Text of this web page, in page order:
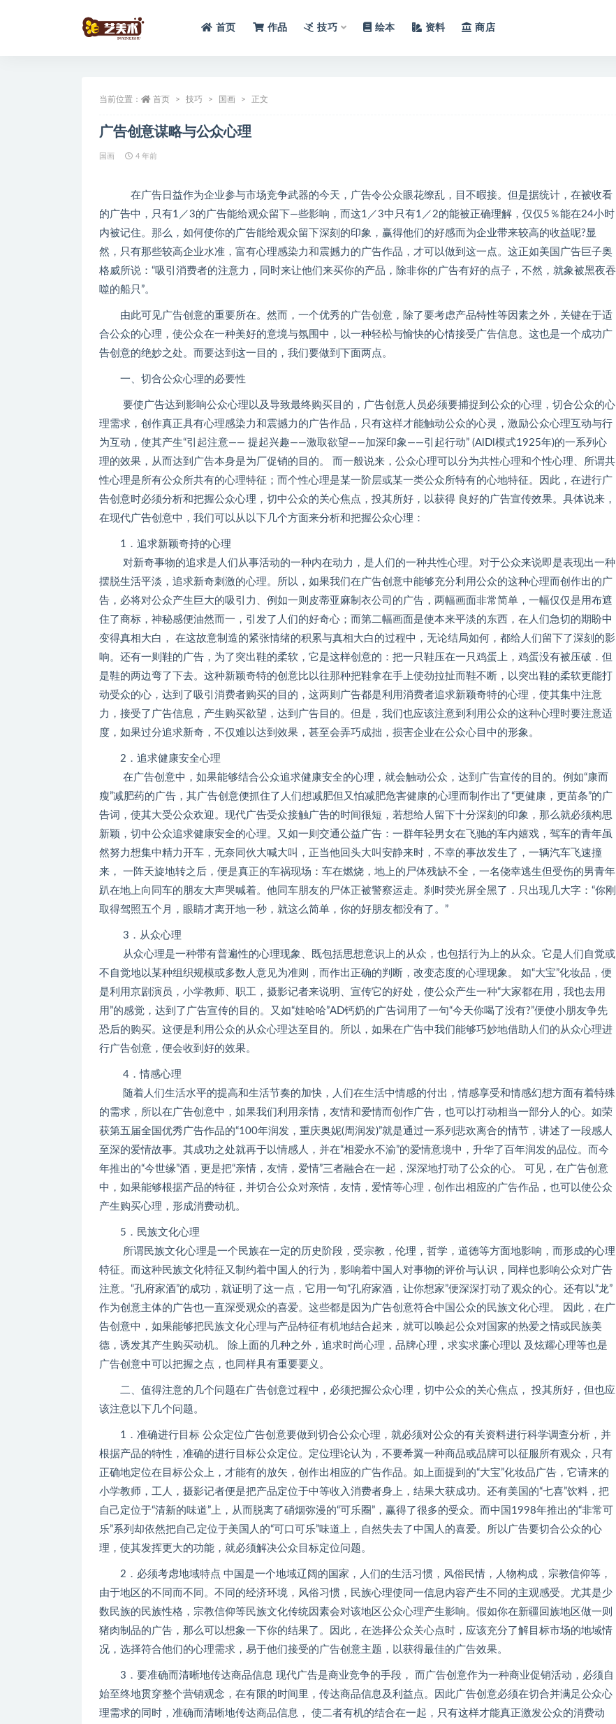
首页 作品 技巧 绘本 资料 商店
当前位置： 首页 技巧 国画 正文
广告创意谋略与公众心理
国画 4 年前
在广告日益作为企业参与市场竞争武器的今天，广告令公众眼花缭乱，目不暇接。但是据统计，在被收看
的广告中，只有1／3的广告能给观众留下—些影响，而这1／3中只有1／2的能被正确理解，仅仅5％能在24小时
内被记住。那么，如何使你的广告能给观众留下深刻的印象，赢得他们的好感而为企业带来较高的收益呢?显
然，只有那些较高企业水准，富有心理感染力和震撼力的广告作品，才可以做到这一点。这正如美国广告巨子奥
格威所说：“吸引消费者的注意力，同时来让他们来买你的产品，除非你的广告有好的点子，不然，就象被黑夜吞
噬的船只”。
由此可见广告创意的重要所在。然而，一个优秀的广告创意，除了要考虑产品特性等因素之外，关键在于适
合公众的心理，使公众在一种美好的意境与氛围中，以一种轻松与愉快的心情接受广告信息。这也是一个成功广
告创意的绝妙之处。而要达到这一目的，我们要做到下面两点。
一、切合公众心理的必要性
要使广告达到影响公众心理以及导致最终购买目的，广告创意人员必须要捕捉到公众的心理，切合公众的心
理需求，创作真正具有心理感染力和震撼力的广告作品，只有这样才能触动公众的心灵，激励公众心理互动与行
为互动，使其产生“引起注意—— 提起兴趣——激取欲望——加深印象——引起行动” (AlDl模式1925年)的一系列心
理的效果，从而达到广告本身是为厂促销的目的。 而一般说来，公众心理可以分为共性心理和个性心理、所谓共
性心理是所有公众所共有的心理特征；而个性心理是某一阶层或某一类公众所特有的心地特征。因此，在进行广
告创意时必须分析和把握公众心理，切中公众的关心焦点，投其所好，以获得 良好的广告宣传效果。具体说来，
在现代广告创意中，我们可以从以下几个方面来分析和把握公众心理：
1．追求新颖奇持的心理
对新奇事物的追求是人们从事活动的一种内在动力，是人们的一种共性心理。对于公众来说即是表现出一种
摆脱生活平淡，追求新奇刺激的心理。所以，如果我们在广告创意中能够充分利用公众的这种心理而创作出的广
告，必将对公众产生巨大的吸引力、例如一则皮蒂亚麻制衣公司的广告，两幅画面非常简单，一幅仅仅是用布遮
住了商标，神秘感便油然而一，引发了人们的好奇心；而第二幅画面是使本来平淡的东西，在人们急切的期盼中
变得真相大白， 在这故意制造的紧张情绪的积累与真相大白的过程中，无论结局如何，都给人们留下了深刻的影
响。还有一则鞋的广告，为了突出鞋的柔软，它是这样创意的：把一只鞋压在一只鸡蛋上，鸡蛋没有被压破．但
是鞋的两边弯了下去。这种新颖奇特的创意比以往那种把鞋拿在手上使劲拉扯而鞋不断，以突出鞋的柔软更能打
动受众的心，达到了吸引消费者购买的目的，这两则广告都是利用消费者追求新颖奇特的心理，使其集中注意
力，接受了广告信息，产生购买欲望，达到广告目的。但是，我们也应该注意到利用公众的这种心理时要注意适
度，如果过分追求新奇，不仅难以达到效果，甚至会弄巧成拙，损害企业在公众心目中的形象。
2．追求健康安全心理
在广告创意中，如果能够结合公众追求健康安全的心理，就会触动公众，达到广告宣传的目的。例如“康而
瘦”减肥药的广告，其广告创意便抓住了人们想减肥但又怕减肥危害健康的心理而制作出了“更健康，更苗条”的广
告词，使其大受公众欢迎。现代广告受众接触广告的时间很短，若想给人留下十分深刻的印象，那么就必须构思
新颖，切中公众追求健康安全的心理。又如一则交通公益广告：一群年轻男女在飞驰的车内嬉戏，驾车的青年虽
然努力想集中精力开车，无奈同伙大喊大叫，正当他回头大叫安静来时，不幸的事故发生了，一辆汽车飞速撞
来， 一阵天旋地转之后，便是真正的车祸现场：车在燃烧，地上的尸体残缺不全，一名侥幸逃生但受伤的男青年
趴在地上向同车的朋友大声哭喊着。他同车朋友的尸体正被警察运走。刹时荧光屏全黑了．只出现几大字：“你刚
取得驾照五个月，眼睛才离开地一秒，就这么简单，你的好朋友都没有了。”
3．从众心理
从众心理是一种带有普遍性的心理现象、既包括思想意识上的从众，也包括行为上的从众。它是人们自觉或
不自觉地以某种组织规模或多数人意见为准则，而作出正确的判断，改变态度的心理现象。 如“大宝”化妆品，便
是利用京剧演员，小学教师、职工，摄影记者来说明、宣传它的好处，使公众产生一种“大家都在用，我也去用
用”的感觉，达到了广告宣传的目的。又如“娃哈哈”AD钙奶的广告词用了一句“今天你喝了没有?”便使小朋友争先
恐后的购买。这便是利用公众的从众心理达至目的。所以，如果在广告中我们能够巧妙地借助人们的从众心理进
行广告创意，便会收到好的效果。
4．情感心理
随着人们生活水平的提高和生活节奏的加快，人们在生活中情感的付出，情感享受和情感幻想方面有着特殊
的需求，所以在广告创意中，如果我们利用亲情，友情和爱情而创作广告，也可以打动相当一部分人的心。如荣
获第五届全国优秀广告作品的“100年润发，重庆奥妮(周润发)”就是通过一系列悲欢离合的情节，讲述了一段感人
至深的爱情故事。其成功之处就再于以情感人，并在“相爱永不渝”的爱情意境中，升华了百年润发的品位。而今
年推出的“今世缘”酒，更是把“亲情，友情，爱情”三者融合在一起，深深地打动了公众的心。 可见，在广告创意
中，如果能够根据产品的特征，并切合公众对亲情，友情，爱情等心理，创作出相应的广告作品，也可以使公众
产生购买心理，形成消费动机。
5．民族文化心理
所谓民族文化心理是一个民族在一定的历史阶段，受宗教，伦理，哲学，道德等方面地影响，而形成的心理
特征。而这种民族文化特征又制约着中国人的行为，影响着中国人对事物的评价与认识，同样也影响公众对广告
注意。“孔府家酒”的成功，就证明了这一点，它用一句“孔府家酒，让你想家”便深深打动了观众的心。还有以“龙”
作为创意主体的广告也一直深受观众的喜爱。这些都是因为广告创意符合中国公众的民族文化心理。 因此，在广
告创意中，如果能够把民族文化心理与产品特征有机地结合起来，就可以唤起公众对国家的热爱之情或民族美
德，诱发其产生购买动机。 除上面的几种之外，追求时尚心理，品牌心理，求实求廉心理以 及炫耀心理等也是
广告创意中可以把握之点，也同样具有重要要义。
二、值得注意的几个问题在广告创意过程中，必须把握公众心理，切中公众的关心焦点， 投其所好，但也应
该注意以下几个问题。
1．准确进行目标 公众定位广告创意要做到切合公众心理，就必须对公众的有关资料进行科学调查分析，并
根据产品的特性，准确的进行目标公众定位。定位理论认为，不要希翼一种商品或品牌可以征服所有观众，只有
正确地定位在目标公众上，才能有的放矢，创作出相应的广告作品。如上面提到的“大宝”化妆品广告，它请来的
小学教师，工人，摄影记者便是把产品定位于中等收入消费者身上，结果大获成功。还有美国的“七喜”饮料，把
自己定位于“清新的味道”上，从而脱离了硝烟弥漫的“可乐圈”，赢得了很多的受众。而中国1998年推出的“非常可
乐”系列却依然把自己定位于美国人的“可口可乐”味道上，自然失去了中国人的喜爱。所以广告要切合公众的心
理，使其发挥更大的功能，就必须解决公众目标定位问题。
2．必须考虑地域特点 中国是一个地域辽阔的国家，人们的生活习惯，风俗民情，人物构成，宗教信仰等，
由于地区的不同而不同。不同的经济环境，风俗习惯，民族心理使同一信息内容产生不同的主观感受。尤其是少
数民族的民族性格，宗教信仰等民族文化传统因素会对该地区公众心理产生影响。假如你在新疆回族地区做一则
猪肉制品的广告，那么可以想象一下你的结果了。因此，在选择公众关心点时，应该充分了解目标市场的地域情
况，选择符合他们的心理需求，易于他们接受的广告创意主题，以获得最佳的广告效果。
3．要准确而清晰地传达商品信息 现代广告是商业竞争的手段， 而广告创意作为一种商业促销活动，必须自
始至终地贯穿整个营销观念，在有限的时间里，传达商品信息及利益点。因此广告创意必须在切合并满足公众心
理需求的同时，准确而清晰地传达商品信息， 使二者有机的结合在一起，只有这样才能真正激发公众的消费动